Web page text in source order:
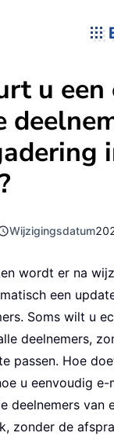
u
Wijzigingsdatum
wordt er na
een
Soms wilt u
deelnemers,
passen. Hoe
u eenvoudig e-
deelnemers van
zonder de